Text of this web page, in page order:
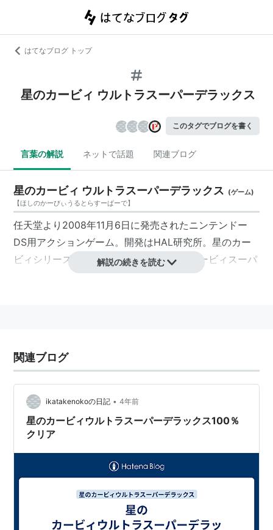
はてなブログ トップ
星のカービィ ウルトラスーパーデラックス
このタグでブログを書く
言葉の解説 ネットで話題 関連ブログ
星のカービィ ウルトラスーパーデラックス (ゲーム)
【ほしのかーびぃうるとらすーぱーで】
任天堂より2008年11月6日に発売されたニンテンドー
DS用アクションゲーム。開発はHAL研究所。星のカー
ビィシリーズ
の中でも人気の高い『星のカービィスーパ
』のリメイクにあたる。 略称はUSDX。
のゲームモードが追加された
ゲームも用意されている。
DSカードが2枚あればすべてのゲームモードで2人同時
プレイが可能（1Pはカービィ、2Pはヘルパー）。ま
た、DSカードが1枚でも、DS2台をコントローラーに
プレイできる「ふたりではるかぜ」が収録されている。
収録ゲームモード
スーパーデラックスに収録
解説の続きを読む
関連ブログ
ikatakenokoの日記 • 4年前
星のカービィウルトラスーパーデラックス100％
クリア